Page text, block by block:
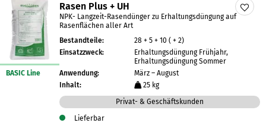
BASIC Line
Rasen Plus + UH
NPK- Langzeit-Rasendünger zu Erhaltungsdüngung auf
Rasenflächen aller Art
Bestandteile:
28 + 5 + 10 ( + 2)
Einsatzzweck:
Erhaltungsdüngung Frühjahr,
Erhaltungsdüngung Sommer
Anwendung:
März – August
Inhalt:
25 kg
Privat- & Geschäftskunden
Lieferbar